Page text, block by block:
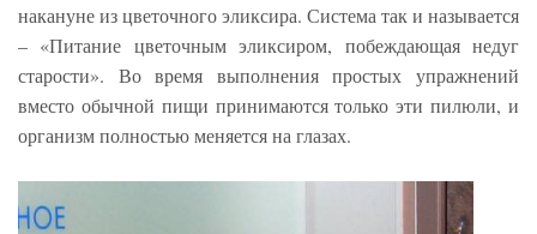
накануне из цветочного эликсира. Система так и называется
– «Питание цветочным эликсиром, побеждающая недуг
старости». Во время выполнения простых упражнений
вместо обычной пищи принимаются только эти пилюли, и
организм полностью меняется на глазах.